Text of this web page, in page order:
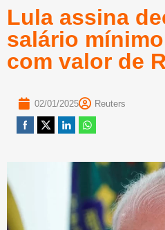
Lula assina
salário
com valor de
02/01/2025 Reuters